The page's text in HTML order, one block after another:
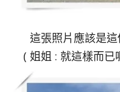
這張照片應該是
( 姐姐 : 就這樣而已